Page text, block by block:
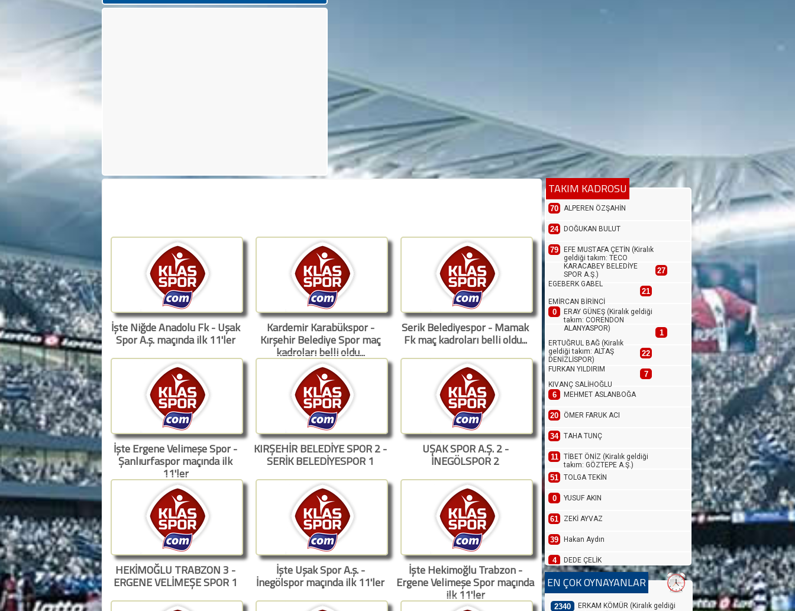
İşte Niğde Anadolu Fk - Uşak
Spor A.ş. maçında ilk 11'ler
Kardemir Karabükspor -
Kırşehir Belediye Spor maç
kadroları belli oldu...
Serik Belediyespor - Mamak
Fk maç kadroları belli oldu...
İşte Ergene Velimeşe Spor -
Şanlıurfaspor maçında ilk
11'ler
KIRŞEHİR BELEDİYE SPOR 2 -
SERİK BELEDİYESPOR 1
UŞAK SPOR A.Ş. 2 -
İNEGÖLSPOR 2
HEKİMOĞLU TRABZON 3 -
ERGENE VELİMEŞE SPOR 1
İşte Uşak Spor A.ş. -
İnegölspor maçında ilk 11'ler
İşte Hekimoğlu Trabzon -
Ergene Velimeşe Spor maçında
ilk 11'ler
TAKIM KADROSU
70 ALPEREN ÖZŞAHİN
24 DOĞUKAN BULUT
79
EFE MUSTAFA ÇETİN (Kiralık
geldiği takım: TECO
KARACABEY BELEDİYE
SPOR A.Ş.)
27
EGEBERK GABEL
21
EMİRCAN BİRİNCİ
0
ERAY GÜNEŞ (Kiralık geldiği
takım: CORENDON
ALANYASPOR)
1
ERTUĞRUL BAĞ (Kiralık
geldiği takım: ALTAŞ
DENİZLİSPOR)
22
FURKAN YILDIRIM
7
KIVANÇ SALİHOĞLU
6 MEHMET ASLANBOĞA
20 ÖMER FARUK ACI
34 TAHA TUNÇ
11
TİBET ÖNİZ (Kiralık geldiği
takım: GÖZTEPE A.Ş.)
51 TOLGA TEKİN
0 YUSUF AKIN
61 ZEKİ AYVAZ
39 Hakan Aydın
4 DEDE ÇELİK
35 BERKANT TAŞKIRAN
2 BERKEHAN BİÇER
EN ÇOK OYNAYANLAR
2340
ERKAM KÖMÜR (Kiralık geldiği